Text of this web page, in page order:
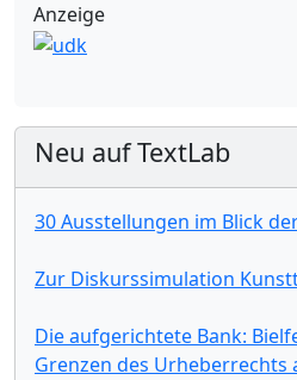
Anzeige
Neu auf TextLab
30 Ausstellungen im Blick
Zur Diskurssimulation
Die aufgerichtete Bank:
Grenzen des Urheberrechts